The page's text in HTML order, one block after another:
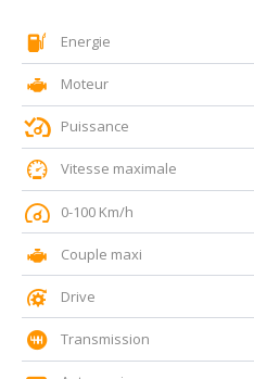
Energie
Moteur
Puissance
Vitesse maximale
0-100 Km/h
Couple maxi
Drive
Transmission